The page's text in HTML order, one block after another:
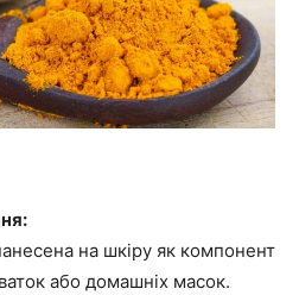
на шкіру як компонент
або домашніх масок.